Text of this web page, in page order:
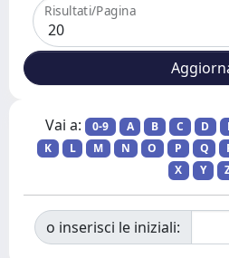
Risultati/Pagina
Vai a: 0-9 A B C D
K
L M N O P Q
X
Y
o inserisci le iniziali: